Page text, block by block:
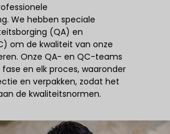
We hebben speciale
(QA) en
om de kwaliteit van onze
Onze QA- en QC-teams
en elk proces, waaronder
en verpakken, zodat het
de kwaliteitsnormen.